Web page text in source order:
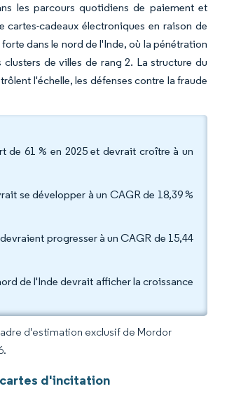
les parcours quotidiens de paiement et
cadeaux électroniques en raison de
dans le nord de l'Inde, où la pénétration
de villes de rang 2. La structure du
l'échelle, les défenses contre la fraude
de 61 % en 2025 et devrait croître à un
se développer à un CAGR de 18,39 %
progresser à un CAGR de 15,44
de l'Inde devrait afficher la croissance
d'estimation exclusif de Mordor
d'incitation